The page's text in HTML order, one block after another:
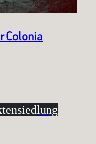
Colonia
lung